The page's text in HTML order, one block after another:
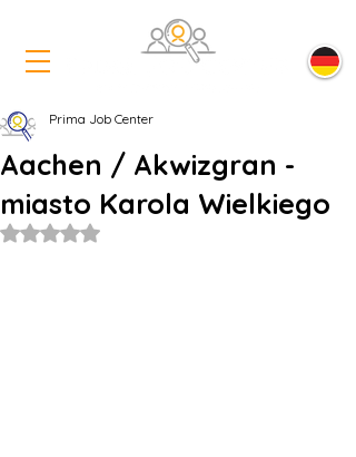
Aachen / Akwizgran -
miasto Karola Wielkiego
Prima Job Center
Oceniono na NaN z 5 gwiazdek.